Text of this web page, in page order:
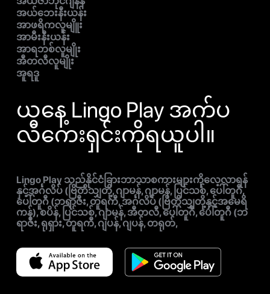
အယ်ဘေးနီးယန်း
အာဖရိကလူမျိူး
အာမီးနီးယန်း
အာရဘစ်လူမျိုး
အီတလီလူမျိုး
အူရဒူ
ယနေ့ Lingo Play အက်ပ
လီကေးရှင်းကိုရယူပါ။
Lingo Play သည်နိုင်ငံခြားဘာသာစကားများကိုလေ့လာရန်
နှင့်အင်္ဂလိပ် (ဗြိတိသျှတို့, ဂျာမန်, ဂျာမန်, ပြင်သစ်, ပေါ်တူဂီ,
ပေါ်တူဂီ (ဘရာဇီး, တူရကီ, အင်္ဂလိပ် (ဗြိတိသျှတို့နှင့်အမေရိ
ကန်), စပိန်, ပြင်သစ်, ဂျာမန်, အီတလီ, ပေါ်တူဂီ, ပေါ်တူဂီ (ဘ
ရာဇီး, ရုရှား, တူရကီ, ဂျပန်, ဂျပန်, တရုတ်,